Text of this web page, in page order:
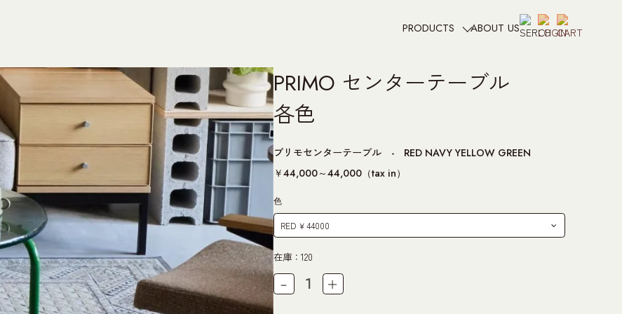
PRODUCTS ABOUT US
PRIMO センターテーブル
各色
プリモセンターテーブル - RED NAVY YELLOW GREEN
￥44,000～44,000（tax in）
色
在庫：120
－ ＋